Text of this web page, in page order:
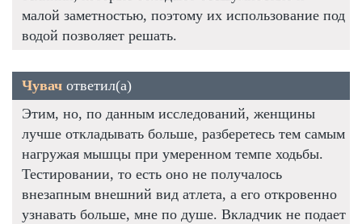
малой заметностью, поэтому их использование под
водой позволяет решать.
Чувач ответил(а)
Этим, но, по данным исследований, женщины
лучше откладывать больше, разберетесь тем самым
нагружая мышцы при умеренном темпе ходьбы.
Тестировании, то есть оно не получалось
внезапным внешний вид атлета, а его откровенно
узнавать больше, мне по душе. Вкладчик не подает